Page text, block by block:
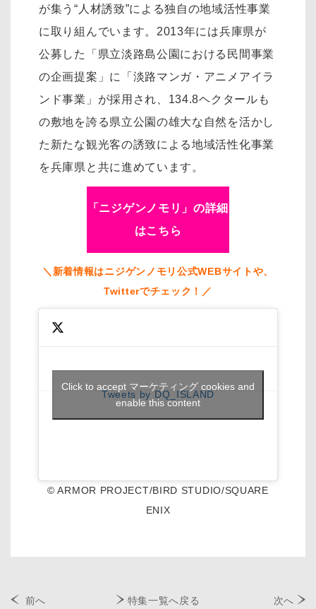
が集う“人材誘致”による独自の地域活性事業
に取り組んでいます。2013年には兵庫県が
公募した「県立淡路島公園における民間事業
の企画提案」に「淡路マンガ・アニメアイラ
ンド事業」が採用され、134.8ヘクタールも
の敷地を誇る県立公園の雄大な自然を活かし
た新たな観光客の誘致による地域活性化事業
を兵庫県と共に進めています。
「ニジゲンノモリ」の詳細
はこちら
＼新着情報はニジゲンノモリ公式WEBサイトや、
Twitterでチェック！／
Tweets by DQ_ISLAND
Click to accept マーケティング cookies and
enable this content
© ARMOR PROJECT/BIRD STUDIO/SQUARE
ENIX
前へ 特集一覧へ戻る 次へ